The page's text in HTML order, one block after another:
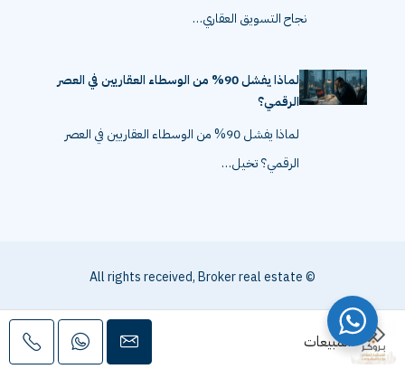
المبيعات
نجاح التسويق العقاري…
لماذا يفشل 90% من الوسطاء العقاريين في العصر
الرقمي؟
لماذا يفشل 90% من الوسطاء العقاريين في العصر
الرقمي؟ تخيل…
© All rights received, Broker real estate